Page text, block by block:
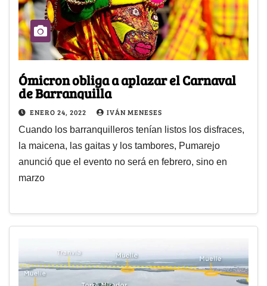
Ómicron obliga a aplazar el Carnaval
de Barranquilla
ENERO 24, 2022 IVÁN MENESES
Cuando los barranquilleros tenían listos los disfraces,
la maicena, las gaitas y los tambores, Pumarejo
anunció que el evento no será en febrero, sino en
marzo